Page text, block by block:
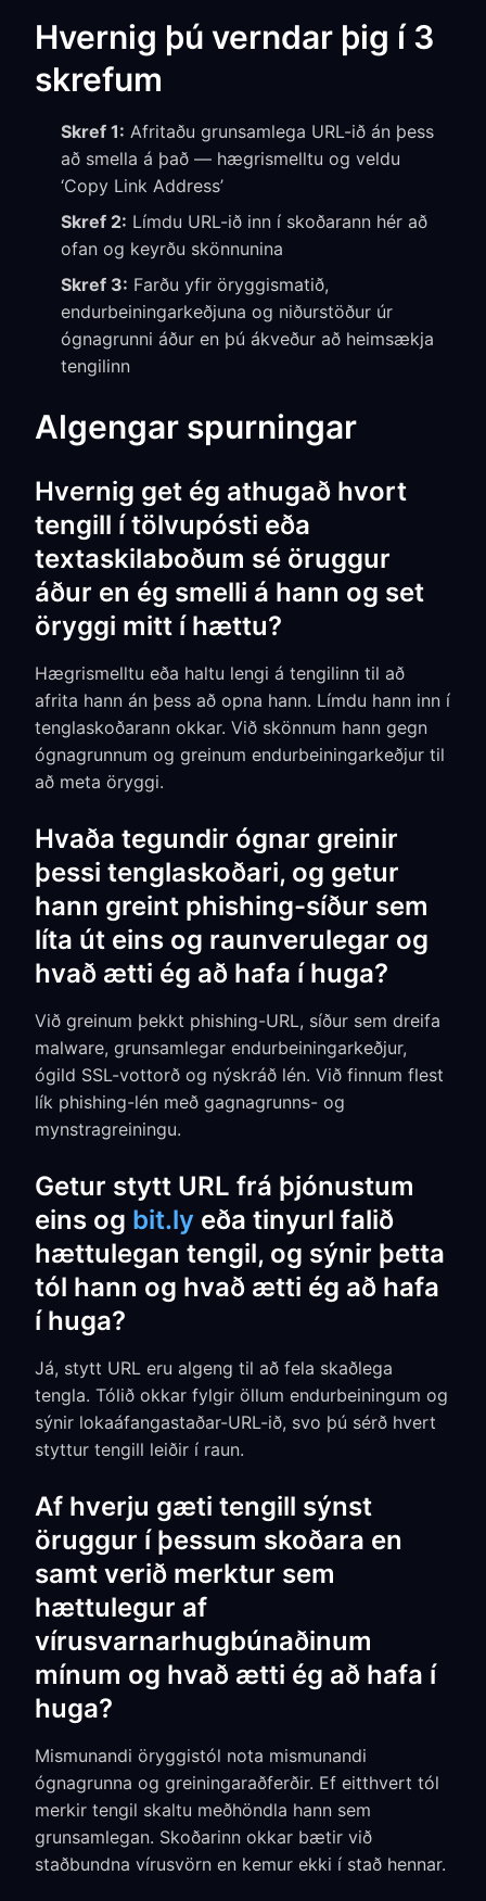
Hvernig þú verndar þig í 3
skrefum
Skref 1: Afritaðu grunsamlega URL-ið án þess
að smella á það — hægrismelltu og veldu
‘Copy Link Address’
Skref 2: Límdu URL-ið inn í skoðarann hér að
ofan og keyrðu skönnunina
Skref 3: Farðu yfir öryggismatið,
endurbeiningarkeðjuna og niðurstöður úr
ógnagrunni áður en þú ákveður að heimsækja
tengilinn
Algengar spurningar
Hvernig get ég athugað hvort
tengill í tölvupósti eða
textaskilaboðum sé öruggur
áður en ég smelli á hann og set
öryggi mitt í hættu?
Hægrismelltu eða haltu lengi á tengilinn til að
afrita hann án þess að opna hann. Límdu hann inn í
tenglaskoðarann okkar. Við skönnum hann gegn
ógnagrunnum og greinum endurbeiningarkeðjur til
að meta öryggi.
Hvaða tegundir ógnar greinir
þessi tenglaskoðari, og getur
hann greint phishing-síður sem
líta út eins og raunverulegar og
hvað ætti ég að hafa í huga?
Við greinum þekkt phishing-URL, síður sem dreifa
malware, grunsamlegar endurbeiningarkeðjur,
ógild SSL-vottorð og nýskráð lén. Við finnum flest
lík phishing-lén með gagnagrunns- og
mynstragreiningu.
Getur stytt URL frá þjónustum
eins og bit.ly eða tinyurl falið
hættulegan tengil, og sýnir þetta
tól hann og hvað ætti ég að hafa
í huga?
Já, stytt URL eru algeng til að fela skaðlega
tengla. Tólið okkar fylgir öllum endurbeiningum og
sýnir lokaáfangastaðar-URL-ið, svo þú sérð hvert
styttur tengill leiðir í raun.
Af hverju gæti tengill sýnst
öruggur í þessum skoðara en
samt verið merktur sem
hættulegur af
vírusvarnarhugbúnaðinum
mínum og hvað ætti ég að hafa í
huga?
Mismunandi öryggistól nota mismunandi
ógnagrunna og greiningaraðferðir. Ef eitthvert tól
merkir tengil skaltu meðhöndla hann sem
grunsamlegan. Skoðarinn okkar bætir við
staðbundna vírusvörn en kemur ekki í stað hennar.